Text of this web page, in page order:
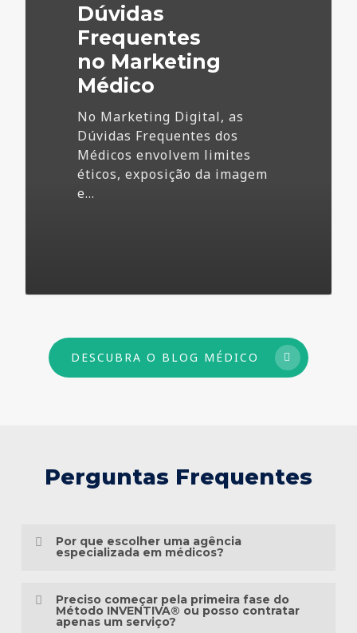
Dúvidas
Frequentes
no Marketing
Médico
No Marketing Digital, as
Dúvidas Frequentes dos
Médicos envolvem limites
éticos, exposição da imagem
e…
DESCUBRA O BLOG MÉDICO
Perguntas Frequentes
Por que escolher uma agência
especializada em médicos?
mais do que conhecimento em publicidade.
Preciso começar pela primeira fase do
Método INVENTIVA® ou posso contratar
apenas um serviço?